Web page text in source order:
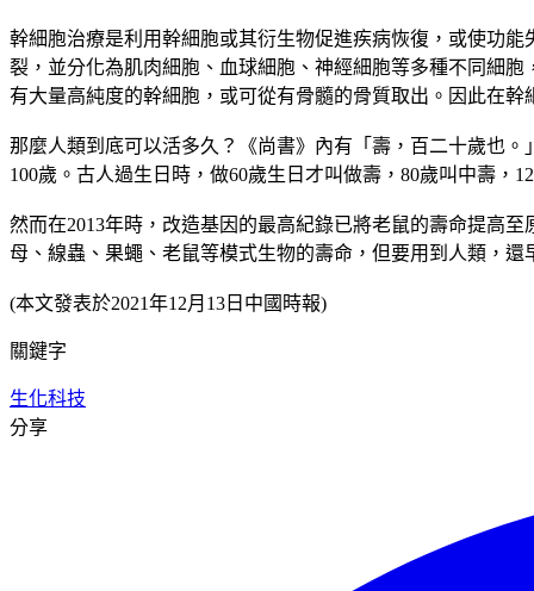
幹細胞治療是利用幹細胞或其衍生物促進疾病恢復，或使功
裂，並分化為肌肉細胞、血球細胞、神經細胞等多種不同細
有大量高純度的幹細胞，或可從有骨髓的骨質取出。因此在
那麼人類到底可以活多久？《尚書》內有「壽，百二十歲也
100歲。古人過生日時，做60歲生日才叫做壽，80歲叫中壽，
然而在2013年時，改造基因的最高紀錄已將老鼠的壽命提高
母、線蟲、果蠅、老鼠等模式生物的壽命，但要用到人類，還
(本文發表於2021年12月13日中國時報)
關鍵字
生化科技
分享